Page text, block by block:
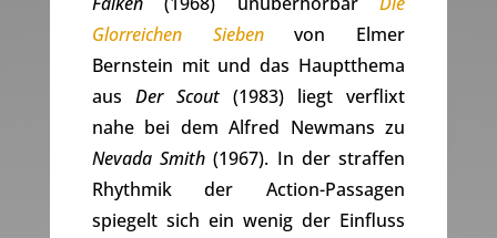
Glorreichen Siebenvon Elmer
Bernstein mit und das Hauptthema
aus Der Scout(1983) liegt verflixt
nahe bei dem Alfred Newmans zu
Nevada Smith (1967). In der straffen
Rhythmik der Action-Passagen
spiegelt sich ein wenig der Einfluss